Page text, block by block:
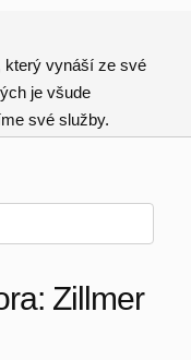
který vynáší ze své
je všude
své služby.
Zillmer